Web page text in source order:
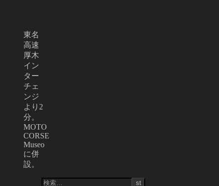
東名
高速
厚木
イン
ター
チェ
ンジ
より2
分。
MOTO
CORSE
Museo
に併
設。